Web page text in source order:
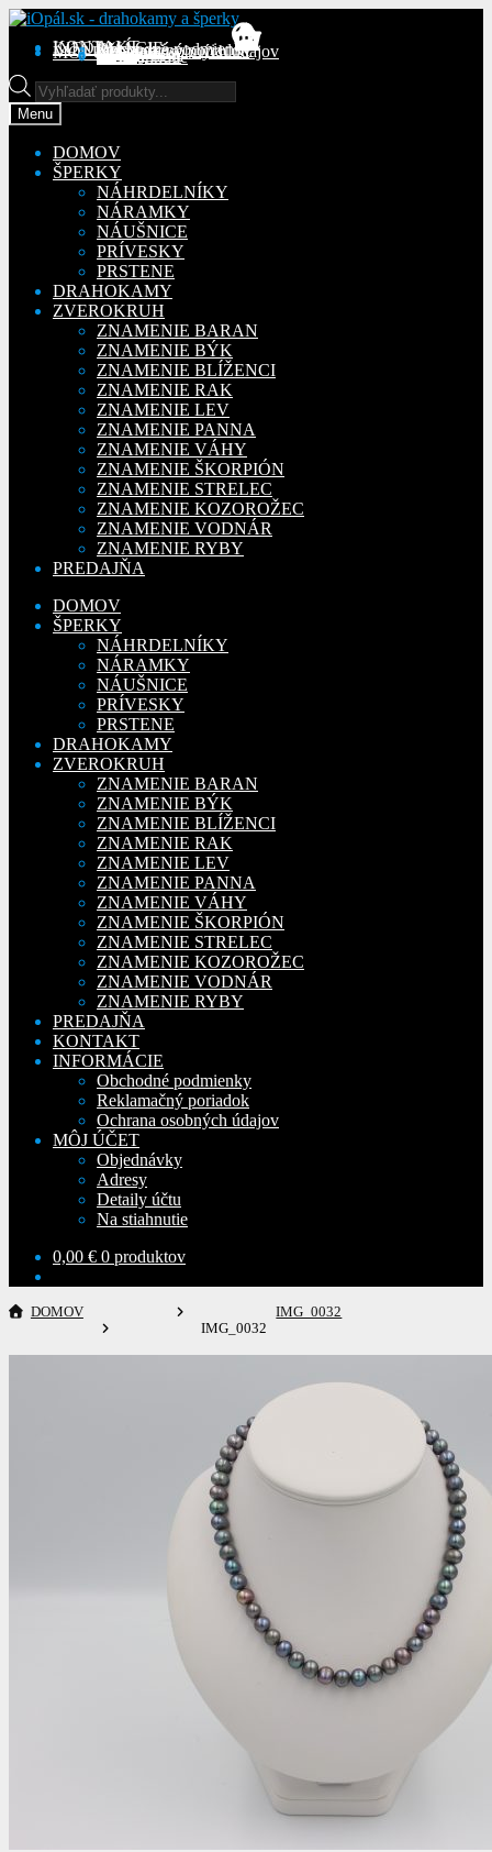
Preskočiť
navigáciu
Preskočiť
obsah
KONTAKT
INFORMÁCIE
Obchodné podmienky
Reklamačný poriadok
Ochrana osobných údajov
MÔJ ÚČETObjednávky
Adresy
Detaily účtu
Na stiahnutie
Products
search
Menu
DOMOV
ŠPERKY
NÁHRDELNÍKY
NÁRAMKY
NÁUŠNICE
PRÍVESKY
PRSTENE
DRAHOKAMY
ZVEROKRUH
ZNAMENIE BARAN
ZNAMENIE BÝK
ZNAMENIE BLÍŽENCI
ZNAMENIE RAK
ZNAMENIE LEV
ZNAMENIE PANNA
ZNAMENIE VÁHY
ZNAMENIE ŠKORPIÓN
ZNAMENIE STRELEC
ZNAMENIE KOZOROŽEC
ZNAMENIE VODNÁR
ZNAMENIE RYBY
PREDAJŇA
DOMOV
ŠPERKY
NÁHRDELNÍKY
NÁRAMKY
NÁUŠNICE
PRÍVESKY
PRSTENE
DRAHOKAMY
ZVEROKRUH
ZNAMENIE BARAN
ZNAMENIE BÝK
ZNAMENIE BLÍŽENCI
ZNAMENIE RAK
ZNAMENIE LEV
ZNAMENIE PANNA
ZNAMENIE VÁHY
ZNAMENIE ŠKORPIÓN
ZNAMENIE STRELEC
ZNAMENIE KOZOROŽEC
ZNAMENIE VODNÁR
ZNAMENIE RYBY
PREDAJŇA
KONTAKT
INFORMÁCIE
Obchodné podmienky
Reklamačný poriadok
Ochrana osobných údajov
MÔJ ÚČET
Objednávky
Adresy
Detaily účtu
Na stiahnutie
0,00 € 0 produktov
DOMOV
IMG_0032
IMG_0032